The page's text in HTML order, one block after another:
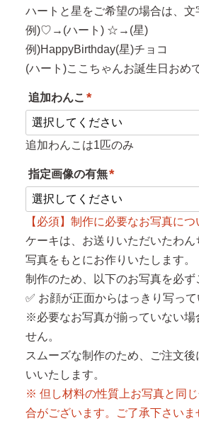
ハートと星をご希望の場合は、文
例)♡→(ハート) ☆→(星)
例)HappyBirthday(星)チョコ
(ハート)ここちゃんお誕生日おめ
追加わんこ
(
必
)
追加わんこは1匹のみ
指定画像の有無
(
必
須
)
【必須】制作に必要なお写真につ
ケーキは、お送りいただいたわ
写真をもとにお作りいたします。
制作のため、以下のお写真を必ず
✅ お顔が正面からはっきり写っ
※必要なお写真が揃っていない場
せん。
スムーズな制作のため、ご注文
いいたします。
※ 但し材料の性質上お写真と同
合がございます。ご了承下さいま